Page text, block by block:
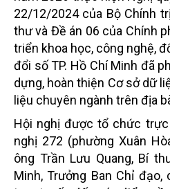
22/12/2024 của Bộ Chính
thư và Đề án 06 của Chính
triển khoa học, công nghệ,
đổi số TP. Hồ Chí Minh đã
dựng, hoàn thiện Cơ sở dữ
liệu chuyên ngành trên địa
Hội nghị được tổ chức
nghị 272 (phường Xuân
ông Trần Lưu Quang, Bí
Minh, Trưởng Ban Chỉ